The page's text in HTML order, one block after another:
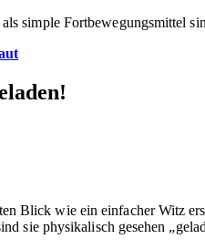
simple
Blick wie ein einfacher Witz
sie physikalisch gesehen